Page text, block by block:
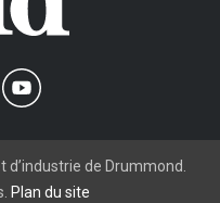
de Drummond.
Plan du site